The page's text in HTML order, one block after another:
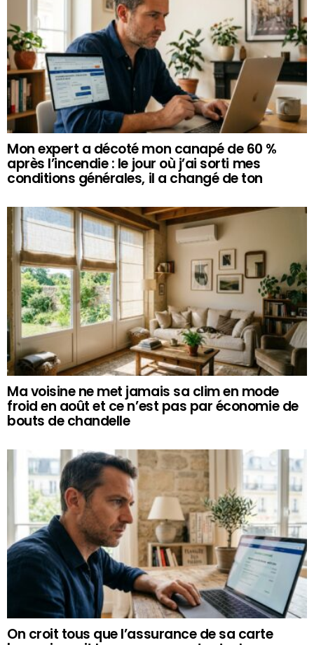
Mon expert a décoté mon canapé de 60 %
après l’incendie : le jour où j’ai sorti mes
conditions générales, il a changé de ton
Ma voisine ne met jamais sa clim en mode
froid en août et ce n’est pas par économie de
bouts de chandelle
On croit tous que l’assurance de sa carte